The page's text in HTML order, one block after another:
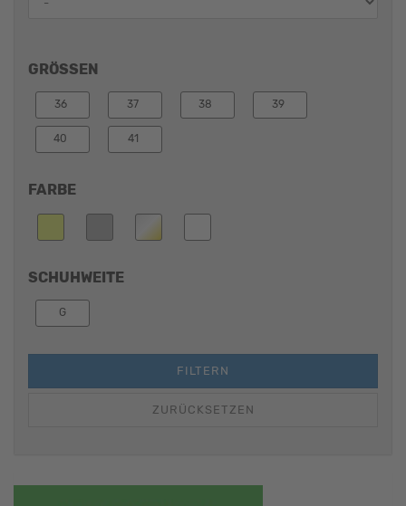
GRÖSSEN
36 37 38 39
40 41
FARBE
SCHUHWEITE
G
FILTERN
ZURÜCKSETZEN